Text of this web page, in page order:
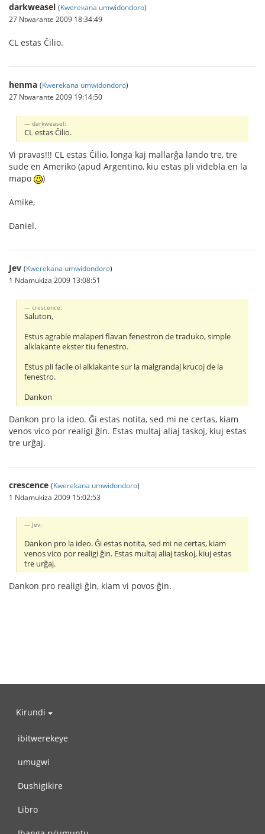
darkweasel (Kwerekana umwidondoro)
27 Ntwarante 2009 18:34:49
CL estas Ĉilio.
henma (Kwerekana umwidondoro)
27 Ntwarante 2009 19:14:50
darkweasel:
CL estas Ĉilio.
Vi pravas!!! CL estas Ĉilio, longa kaj mallarĝa lando tre, tre
sude en Ameriko (apud Argentino, kiu estas pli videbla en la
mapo
)
Amike,
Daniel.
Jev (Kwerekana umwidondoro)
1 Ndamukiza 2009 13:08:51
crescence:
Saluton,
Estus agrable malaperi flavan fenestron de traduko, simple
alklakante ekster tiu fenestro.
Estus pli facile ol alklakante sur la malgrandaj krucoj de la
fenestro.
Dankon
Dankon pro la ideo. Ĝi estas notita, sed mi ne certas, kiam
venos vico por realigi ĝin. Estas multaj aliaj taskoj, kiuj estas
tre urĝaj.
crescence (Kwerekana umwidondoro)
1 Ndamukiza 2009 15:02:53
Jev:
Dankon pro la ideo. Ĝi estas notita, sed mi ne certas, kiam
venos vico por realigi ĝin. Estas multaj aliaj taskoj, kiuj estas
tre urĝaj.
Dankon pro realigi ĝin, kiam vi povos ĝin.
Kirundi
ibitwerekeye
umugwi
Dushigikire
Libro